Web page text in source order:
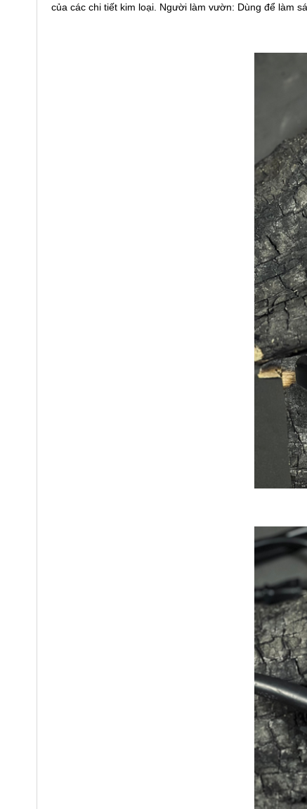
của các chi tiết kim loại. Người làm vườn: Dùng để làm